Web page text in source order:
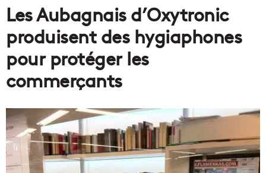
Les Aubagnais d’Oxytronic
produisent des hygiaphones
pour protéger les
commerçants